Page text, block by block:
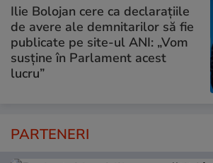
Ilie Bolojan cere ca declarațiile
de avere ale demnitarilor să fie
publicate pe site-ul ANI: „Vom
susține în Parlament acest
lucru”
PARTENERI